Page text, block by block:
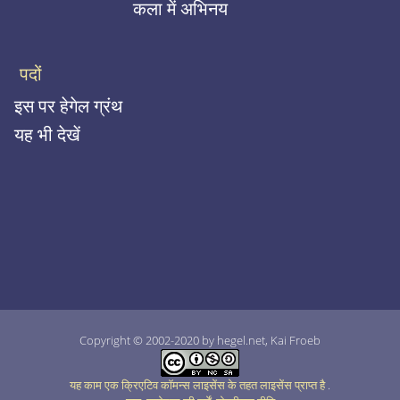
कला में अभिनय
पदों
इस पर हेगेल ग्रंथ
यह भी देखें
Copyright © 2002-2020 by hegel.net, Kai Froeb
यह काम एक क्रिएटिव कॉमन्स लाइसेंस के तहत लाइसेंस प्राप्त है.